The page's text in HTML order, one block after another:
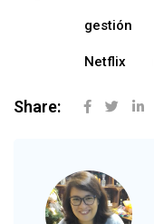
gestión
Netflix
Share: